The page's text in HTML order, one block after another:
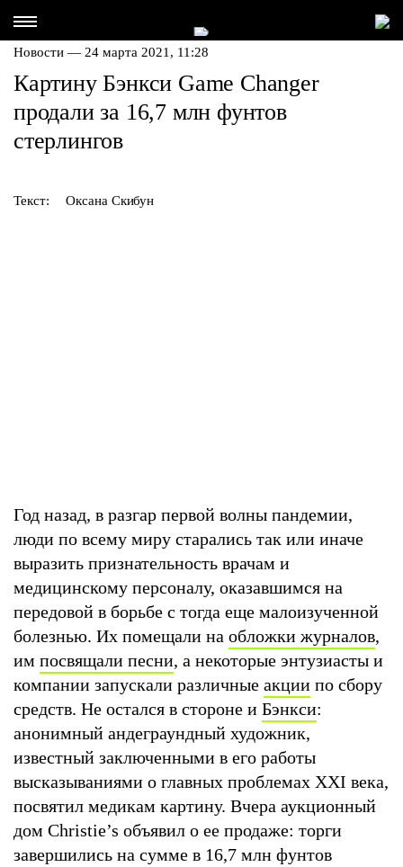
Новости — 24 марта 2021, 11:28
Картину Бэнкси Game Changer
продали за 16,7 млн фунтов
стерлингов
Текст: Оксана Скибун
Год назад, в разгар первой волны пандемии,
люди по всему миру старались так или иначе
выразить признательность врачам и
медицинскому персоналу, оказавшимся на
передовой в борьбе с тогда еще малоизученной
болезнью. Их помещали на обложки журналов,
им посвящали песни, а некоторые энтузиасты и
компании запускали различные акции по сбору
средств. Не остался в стороне и Бэнкси:
анонимный андеграундный художник,
известный заключенными в его работы
высказываниями о главных проблемах XXI века,
посвятил медикам картину. Вчера аукционный
дом Christie’s объявил о ее продаже: торги
завершились на сумме в 16,7 млн фунтов